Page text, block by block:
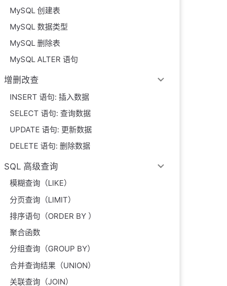
MySQL 创建表
MySQL 数据类型
MySQL 删除表
MySQL ALTER 语句
增删改查
INSERT 语句: 插入数据
SELECT 语句: 查询数据
UPDATE 语句: 更新数据
DELETE 语句: 删除数据
SQL 高级查询
模糊查询（LIKE）
分页查询（LIMIT）
排序语句（ORDER BY ）
聚合函数
分组查询（GROUP BY）
合并查询结果（UNION）
关联查询（JOIN）